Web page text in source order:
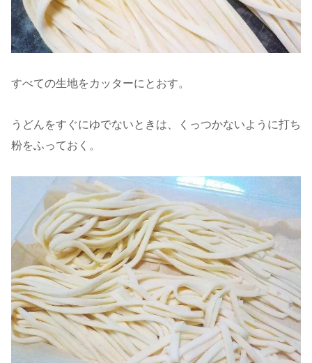
すべての生地をカッターにとおす。
うどんをすぐにゆでないときは、くっつかないように打ち
粉をふっておく。